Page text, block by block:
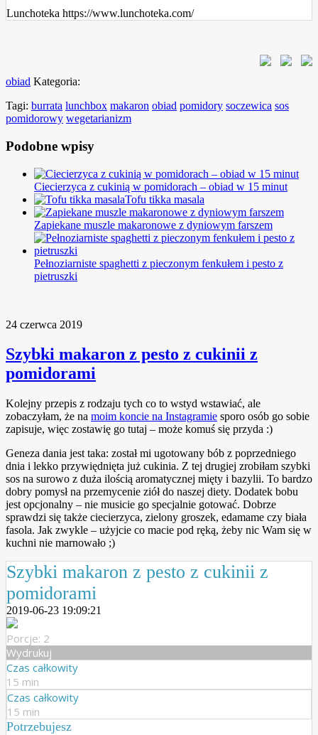
Lunchoteka https://www.lunchoteka.com/
obiad Kategoria:
Tagi: burrata lunchbox makaron obiad pomidory soczewica sos
pomidorowy wegetarianizm
Podobne wpisy
Ciecierzyca z cukinią w pomidorach – obiad w 15 minut
Tofu tikka masala
Zapiekane muszle makaronowe z dyniowym farszem
Pełnoziarniste spaghetti z pieczonym fenkułem i pesto z
pietruszki
24 czerwca 2019
Szybki makaron z pesto z cukinii z
pomidorami
Kolejny przepis z rodzaju tych co to wstyd wstawiać, ale
zobaczyłam, że na moim koncie na Instagramie sporo osób go sobie
zapisuje, więc zostawię go tutaj – może komuś się przyda :)
Geneza dania jest taka: został mi ugotowany bób z poprzedniego
dnia i lekko przywiędnięta już cukinia. Z tej drugiej zrobiłam szybki
sos na surowo z duża ilością aromatycznej mięty i bazylii. To bardzo
dobry pomysł na przemycenie ziół do naszej diety. Dodatek bobu
jest opcjonalny – nie musicie go specjalnie gotować. Dobrze
sprawdzi się także ciecierzyca, zielony groszek, edamame czy biała
fasola. Jak zwykle – użyjcie co macie pod ręką, żeby nic Wam się w
kuchni nie marnowało ;)
Szybki makaron z pesto z cukinii z
pomidorami
2019-06-23 19:09:21
Porcje: 2
Wydrukuj
Czas całkowity
15 min
Czas całkowity
15 min
Potrzebujesz